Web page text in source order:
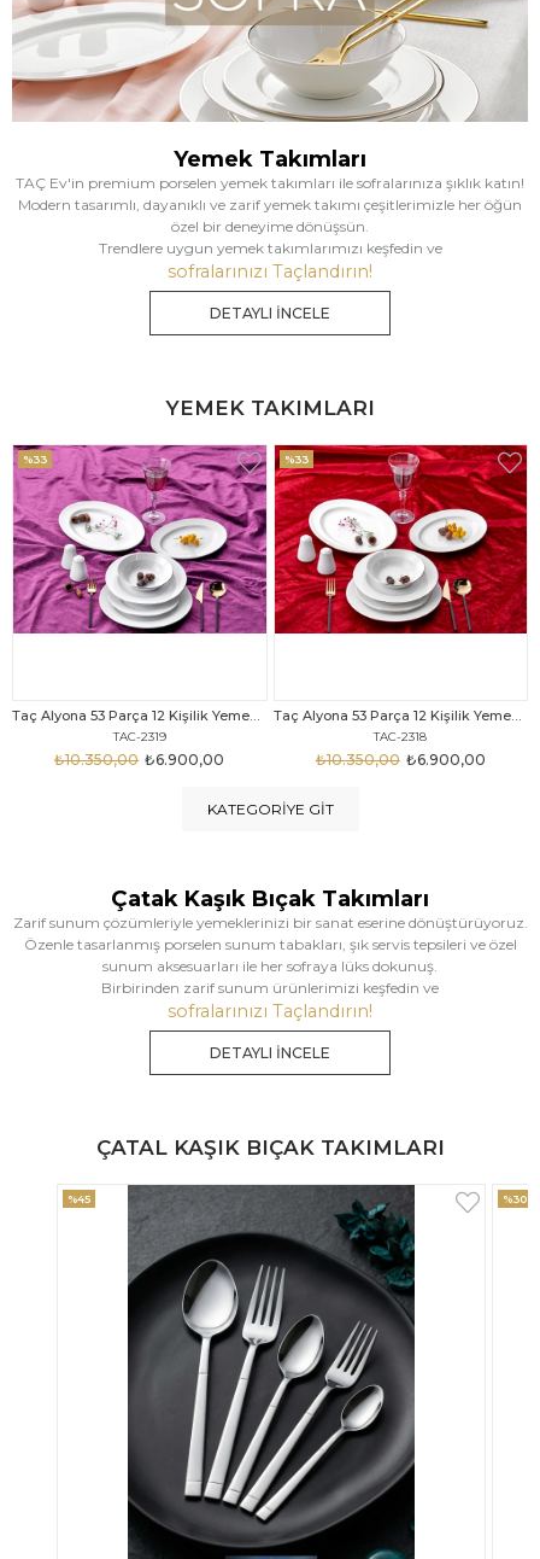
Yemek Takımları
TAÇ Ev'in premium porselen yemek takımları ile sofralarınıza şıklık katın!
Modern tasarımlı, dayanıklı ve zarif yemek takımı çeşitlerimizle her öğün
özel bir deneyime dönüşsün.
Trendlere uygun yemek takımlarımızı keşfedin ve
sofralarınızı Taçlandırın!
DETAYLI İNCELE
YEMEK TAKIMLARI
Taç Alyona 53 Parça 12 Kişilik Yemek Takımı Gold
TAC-2318
₺6.900,00
₺10.350,00
%33
Taç Eliza Alyona 53 Parça 12 Kişilik Yemek Takımı Platin
TAC-2316
₺9.499,00
₺12.669,00
%25
KATEGORIYE GIT
Çatak Kaşık Bıçak Takımları
Zarif sunum çözümleriyle yemeklerinizi bir sanat eserine dönüştürüyoruz.
Özenle tasarlanmış porselen sunum tabakları, şık servis tepsileri ve özel
sunum aksesuarları ile her sofraya lüks dokunuş.
Birbirinden zarif sunum ürünlerimizi keşfedin ve
sofralarınızı Taçlandırın!
DETAYLI İNCELE
ÇATAL KAŞIK BIÇAK TAKIMLARI
%30 %33